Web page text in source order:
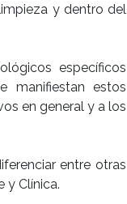
y dentro del
específicos
manifiestan estos
en general y a los
entre otras
y Clínica.